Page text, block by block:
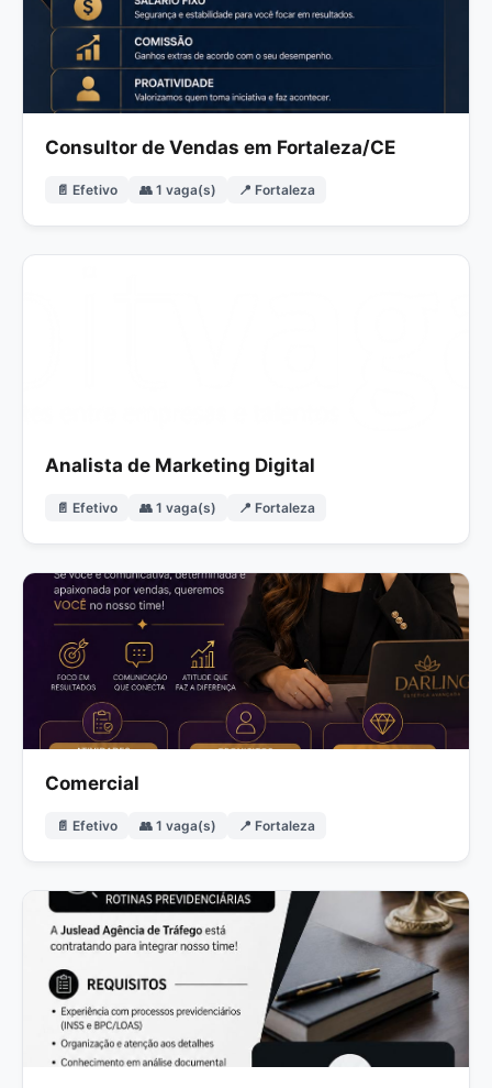
Consultor de Vendas em Fortaleza/CE
📄 Efetivo 👥 1 vaga(s) 📍 Fortaleza
Analista de Marketing Digital
📄 Efetivo 👥 1 vaga(s) 📍 Fortaleza
Comercial
📄 Efetivo 👥 1 vaga(s) 📍 Fortaleza